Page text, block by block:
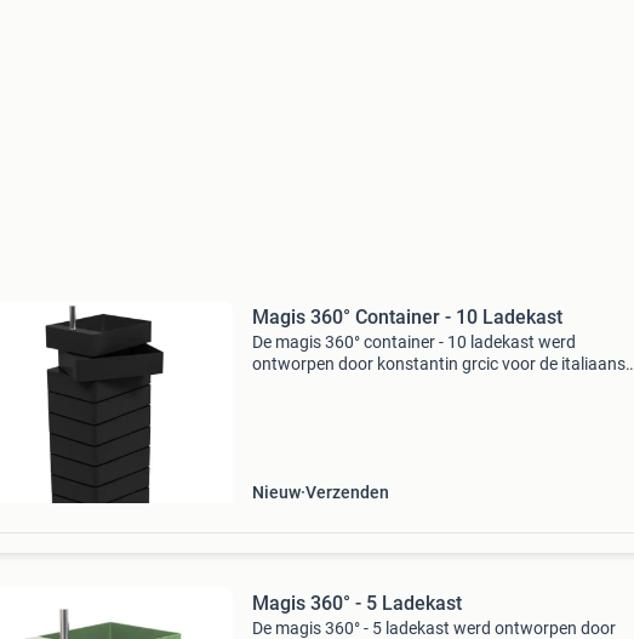
Magis 360° Container - 10 Ladekast
De magis 360° container - 10 ladekast werd
ontworpen door konstantin grcic voor de italiaanse
Nieuw Verzenden
Magis 360° - 5 Ladekast
De magis 360° - 5 ladekast werd ontworpen door